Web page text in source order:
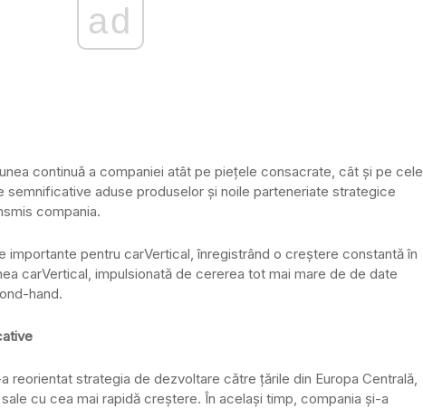
ad
continuă a companiei atât pe piețele consacrate, cât și pe cele
semnificative aduse produselor și noile parteneriate strategice
compania.
importante pentru carVertical, înregistrând o creștere constantă în
carVertical, impulsionată de cererea tot mai mare de de date
hand.
reorientat strategia de dezvoltare către țările din Europa Centrală,
cu cea mai rapidă creștere. În același timp, compania și-a